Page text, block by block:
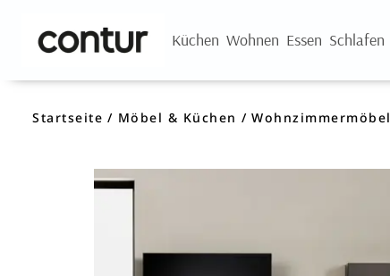
Küchen Wohnen Essen Schlafen
Startseite Möbel & Küchen Wohnzimmermöbel